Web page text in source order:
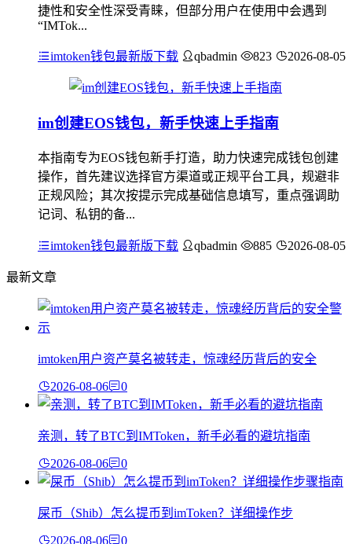
捷性和安全性深受青睐，但部分用户在使用中会遇到
“IMTok...
imtoken钱包最新版下载 qbadmin 823 2026-08-05
im创建EOS钱包，新手快速上手指南
本指南专为EOS钱包新手打造，助力快速完成钱包创建
操作，首先建议选择官方渠道或正规平台工具，规避非
正规风险；其次按提示完成基础信息填写，重点强调助
记词、私钥的备...
imtoken钱包最新版下载 qbadmin 885 2026-08-05
最新文章
imtoken用户资产莫名被转走，惊魂经历背后的安全
2026-08-06 0
亲测，转了BTC到IMToken，新手必看的避坑指南
2026-08-06 0
屎币（Shib）怎么提币到imToken？详细操作步
2026-08-06 0